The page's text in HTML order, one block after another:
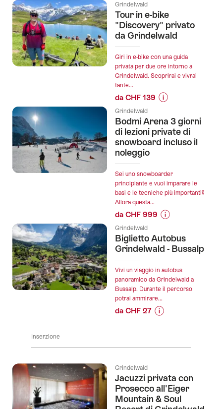
Grindelwald":
sul
prezzo
dell’offerta
privato
in
e-
da
a
Lauterbrunnen":
Grindelwald
Tour in e-bike
"Discovery" privato
da Grindelwald
Giri in e-bike con una guida
privata per due ore intorno a
Grindelwald. Scoprirai e vivrai
tante...
da CHF 139
sul
prezzo
dell’offerta
e-
bike
"Discovery"
da
Grindelwald
Bodmi Arena 3 giorni
di lezioni private di
snowboard incluso il
noleggio
Sei uno snowboarder
principiante e vuoi imparare le
basi e le tecniche più importanti?
Allora questa...
da CHF 999
sul
prezzo
"Bodmi
Arena
3
giorni
di
di
il
noleggio":
Grindelwald
Biglietto Autobus
Grindelwald - Bussalp
Vivi un viaggio in autobus
panoramico da Grindelwald a
Bussalp. Durante il percorso
potrai ammirare...
da CHF 27
Autobus
Grindelwald
-
Inserzione
Grindelwald
Jacuzzi privata con
Prosecco all'Eiger
Mountain & Soul